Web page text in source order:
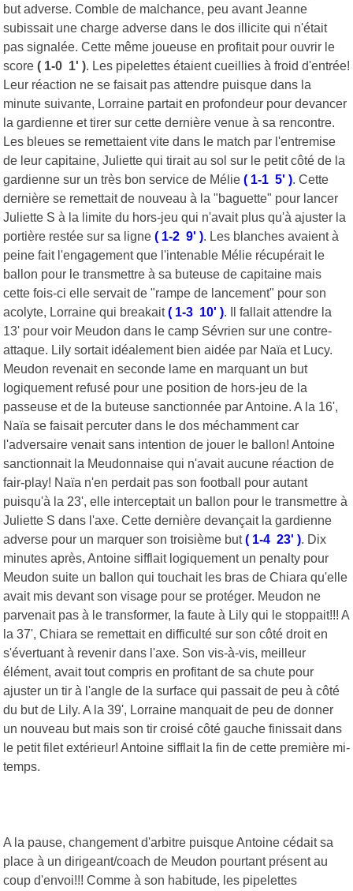
but adverse. Comble de malchance, peu avant Jeanne
subissait une charge adverse dans le dos illicite qui n'était
pas signalée. Cette même joueuse en profitait pour ouvrir le
score ( 1-0 1' ). Les pipelettes étaient cueillies à froid d'entrée!
Leur réaction ne se faisait pas attendre puisque dans la
minute suivante, Lorraine partait en profondeur pour devancer
la gardienne et tirer sur cette dernière venue à sa rencontre.
Les bleues se remettaient vite dans le match par l'entremise
de leur capitaine, Juliette qui tirait au sol sur le petit côté de la
gardienne sur un très bon service de Mélie ( 1-1 5' ). Cette
dernière se remettait de nouveau à la "baguette" pour lancer
Juliette S à la limite du hors-jeu qui n'avait plus qu'à ajuster la
portière restée sur sa ligne ( 1-2 9' ). Les blanches avaient à
peine fait l'engagement que l'intenable Mélie récupérait le
ballon pour le transmettre à sa buteuse de capitaine mais
cette fois-ci elle servait de "rampe de lancement" pour son
acolyte, Lorraine qui breakait( 1-3 10' ). Il fallait attendre la
13' pour voir Meudon dans le camp Sévrien sur une contre-
attaque. Lily sortait idéalement bien aidée par Naïa et Lucy.
Meudon revenait en seconde lame en marquant un but
logiquement refusé pour une position de hors-jeu de la
passeuse et de la buteuse sanctionnée par Antoine. A la 16',
Naïa se faisait percuter dans le dos méchamment car
l'adversaire venait sans intention de jouer le ballon! Antoine
sanctionnait la Meudonnaise qui n'avait aucune réaction de
fair-play! Naïa n'en perdait pas son football pour autant
puisqu'à la 23', elle interceptait un ballon pour le transmettre à
Juliette S dans l'axe. Cette dernière devançait la gardienne
adverse pour un marquer son troisième but( 1-4 23' ). Dix
minutes après, Antoine sifflait logiquement un penalty pour
Meudon suite un ballon qui touchait les bras de Chiara qu'elle
avait mis devant son visage pour se protéger. Meudon ne
parvenait pas à le transformer, la faute à Lily qui le stoppait!!! A
la 37', Chiara se remettait en difficulté sur son côté droit en
s'évertuant à revenir dans l'axe. Son vis-à-vis, meilleur
élément, avait tout compris en profitant de sa chute pour
ajuster un tir à l'angle de la surface qui passait de peu à côté
du but de Lily. A la 39', Lorraine manquait de peu de donner
un nouveau but mais son tir croisé côté gauche finissait dans
le petit filet extérieur! Antoine sifflait la fin de cette première mi-
temps.
A la pause, changement d'arbitre puisque Antoine cédait sa
place à un dirigeant/coach de Meudon pourtant présent au
coup d'envoi!!! Comme à son habitude, les pipelettes